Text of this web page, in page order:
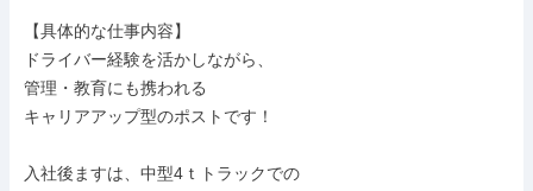
【具体的な仕事内容】
ドライバー経験を活かしながら、
管理・教育にも携われる
キャリアアップ型のポストです！
入社後ますは、中型4ｔトラックでの